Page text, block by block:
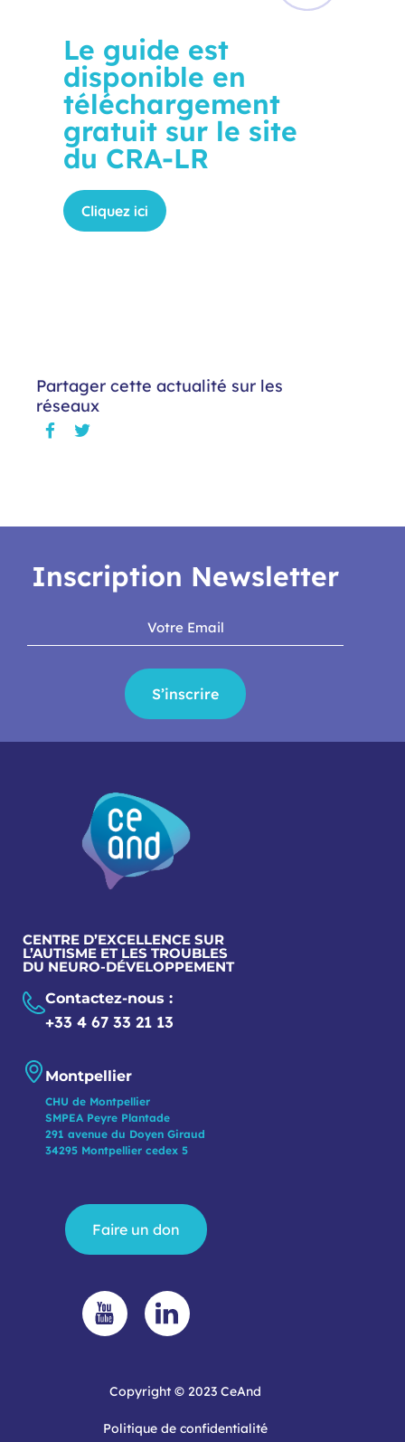
Le guide est
disponible en
téléchargement
gratuit sur le site
du CRA-LR
Cliquez ici
Partager cette actualité sur les
réseaux
Inscription Newsletter
S’inscrire
CENTRE D’EXCELLENCE SUR
L’AUTISME ET LES TROUBLES
DU NEURO-DÉVELOPPEMENT
Contactez-nous :
+33 4 67 33 21 13
Montpellier
CHU de Montpellier
SMPEA Peyre Plantade
291 avenue du Doyen Giraud
34295 Montpellier cedex 5
Faire un don
Copyright © 2023 CeAnd
Politique de confidentialité